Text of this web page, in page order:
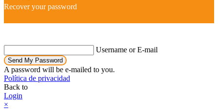
Recover your password
Username or E-mail
Send My Password
A password will be e-mailed to you.
Política de privacidad
Back to
Login
×